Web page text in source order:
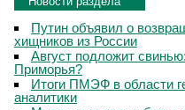
Путин объявил о
хищников из России
Август подложит
Приморья?
Итоги ПМЭФ в области
аналитики